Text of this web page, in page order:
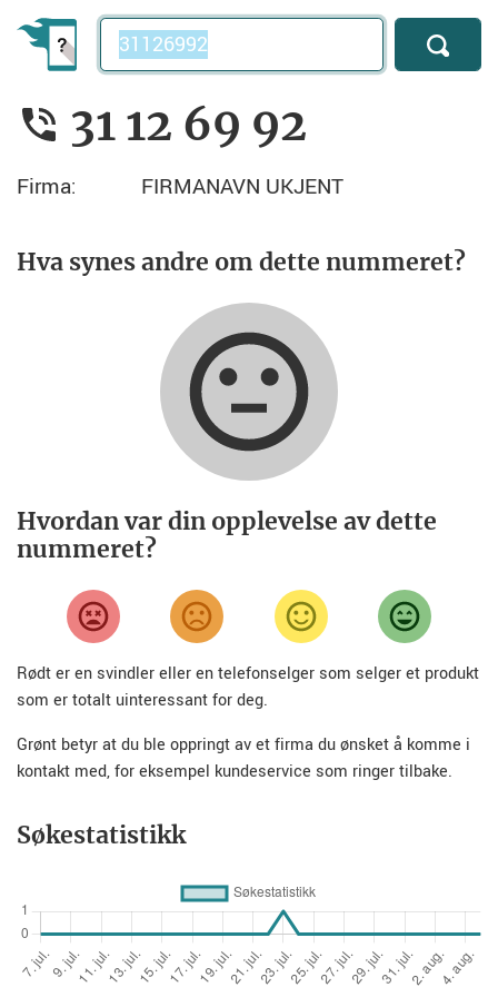
Telefonnummer
31 12 69 92
Firma: FIRMANAVN UKJENT
Hva synes andre om dette nummeret?
Hvordan var din opplevelse av dette
nummeret?
Rødt er en svindler eller en telefonselger som selger et produkt
som er totalt uinteressant for deg.
Grønt betyr at du ble oppringt av et firma du ønsket å komme i
kontakt med, for eksempel kundeservice som ringer tilbake.
Søkestatistikk